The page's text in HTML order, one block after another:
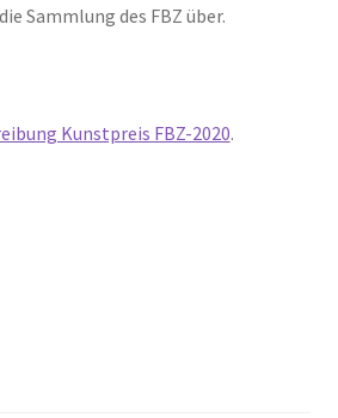
Sammlung des FBZ über.
Kunstpreis FBZ-2020.